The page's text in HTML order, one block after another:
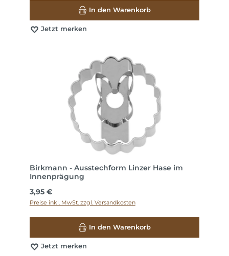
In den Warenkorb
Jetzt merken
Birkmann - Ausstechform Linzer Hase im
Innenprägung
Regulärer Preis:
3,95 €
Preise inkl. MwSt. zzgl. Versandkosten
In den Warenkorb
Jetzt merken